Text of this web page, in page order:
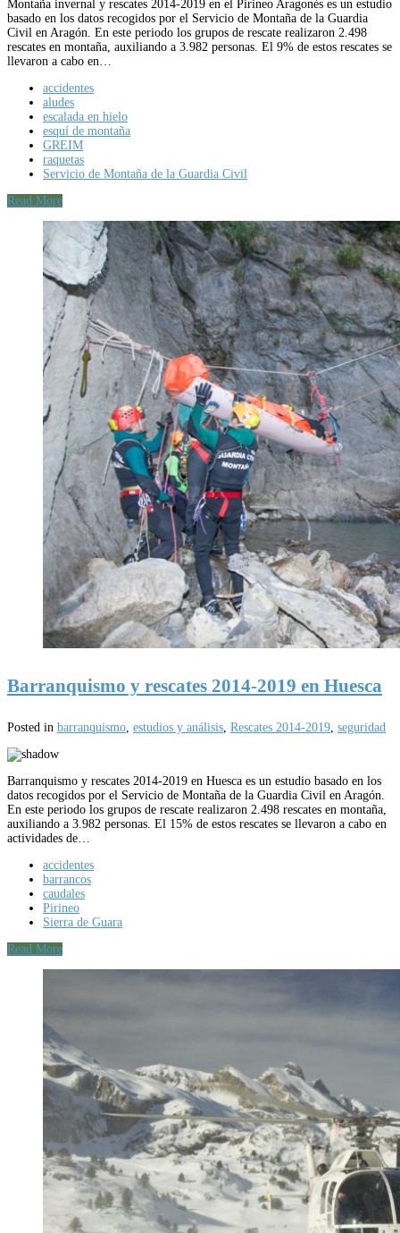
Montaña invernal y rescates 2014-2019 en el Pirineo Aragonés es un estudio
basado en los datos recogidos por el Servicio de Montaña de la Guardia
Civil en Aragón. En este periodo los grupos de rescate realizaron 2.498
rescates en montaña, auxiliando a 3.982 personas. El 9% de estos rescates se
llevaron a cabo en…
accidentes
aludes
escalada en hielo
esquí de montaña
GREIM
raquetas
Servicio de Montaña de la Guardia Civil
Read More
Barranquismo y rescates 2014-2019 en Huesca
Posted in barranquismo estudios y análisis Rescates 2014-2019 seguridad
Barranquismo y rescates 2014-2019 en Huesca es un estudio basado en los
datos recogidos por el Servicio de Montaña de la Guardia Civil en Aragón.
En este periodo los grupos de rescate realizaron 2.498 rescates en montaña,
auxiliando a 3.982 personas. El 15% de estos rescates se llevaron a cabo en
actividades de…
accidentes
barrancos
caudales
Pirineo
Sierra de Guara
Read More